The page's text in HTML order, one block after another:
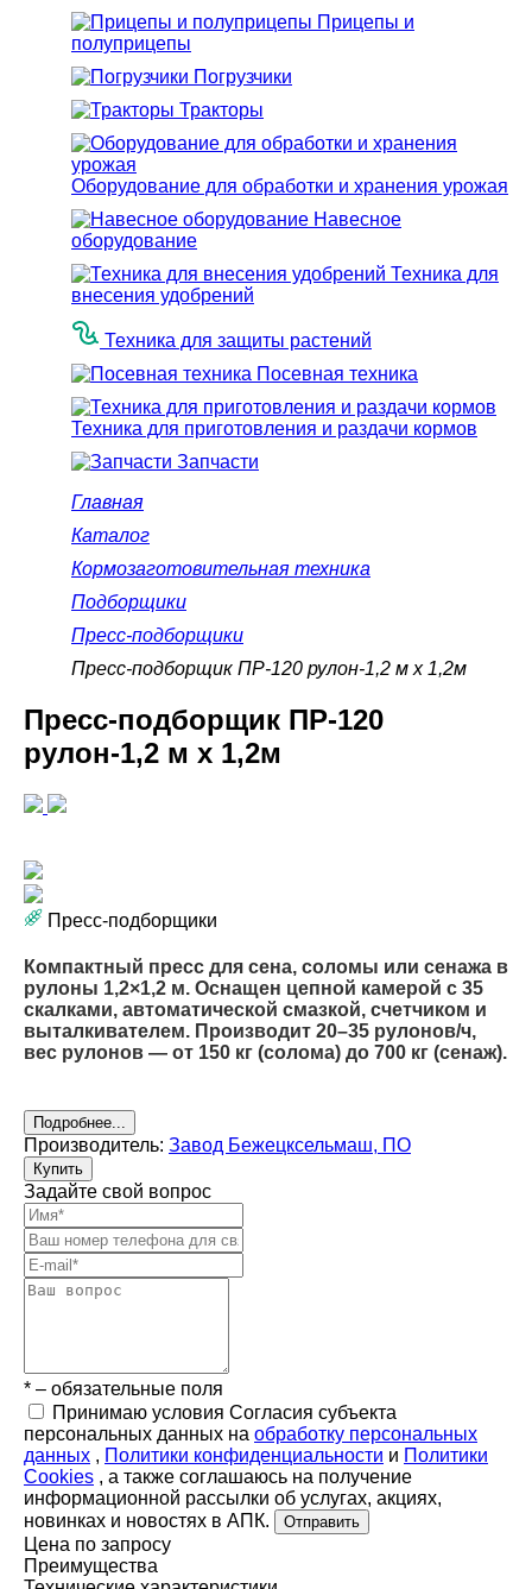
Прицепы и
полуприцепы
Погрузчики
Тракторы
Оборудование для обработки и хранения урожая
Навесное
оборудование
Техника для
внесения удобрений
Техника для защиты растений
Посевная техника
Техника для приготовления и раздачи кормов
Запчасти
Главная
Каталог
Кормозаготовительная техника
Подборщики
Пресс-подборщики
Пресс-подборщик ПР-120 рулон-1,2 м х 1,2м
Пресс-подборщик ПР-120
рулон-1,2 м х 1,2м
Пресс-подборщики
Компактный пресс для сена, соломы или сенажа в
рулоны 1,2×1,2 м. Оснащен цепной камерой с 35
скалками, автоматической смазкой, счетчиком и
выталкивателем. Производит 20–35 рулонов/ч,
вес рулонов — от 150 кг (солома) до 700 кг (сенаж).
Подробнее...
Производитель: Завод Бежецксельмаш, ПО
Купить
Задайте свой вопрос
* – обязательные поля
Принимаю условия Согласия субъекта
персональных данных на обработку персональных
данных , Политики конфиденциальности и Политики
Cookies , а также соглашаюсь на получение
информационной рассылки об услугах, акциях,
новинках и новостях в АПК.
Отправить
Цена по запросу
Преимущества